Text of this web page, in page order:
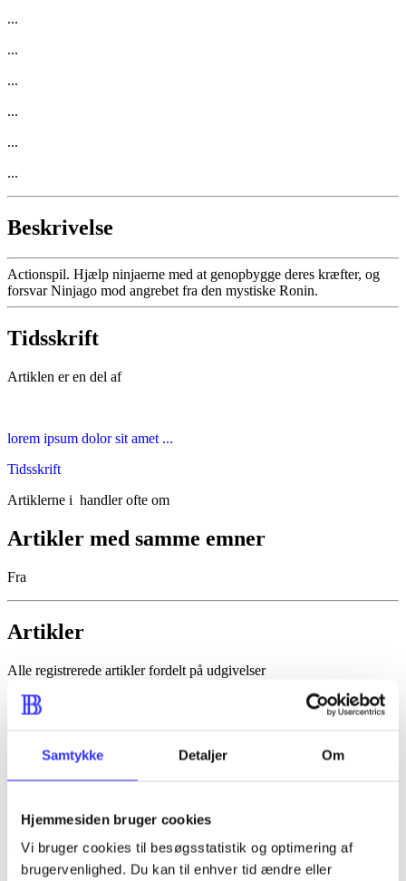
Samtykke Detaljer Om
Hjemmesiden bruger cookies
Vi bruger cookies til besøgsstatistik og optimering af
brugervenlighed. Du kan til enhver tid ændre eller
...
...
...
...
...
...
Beskrivelse
Actionspil. Hjælp ninjaerne med at genopbygge deres kræfter, og
forsvar Ninjago mod angrebet fra den mystiske Ronin.
Tidsskrift
Artiklen er en del af
lorem ipsum dolor sit amet ...
Tidsskrift
Artiklerne i handler ofte om
Artikler med samme emner
Fra
Artikler
Alle registrerede artikler fordelt på udgivelser